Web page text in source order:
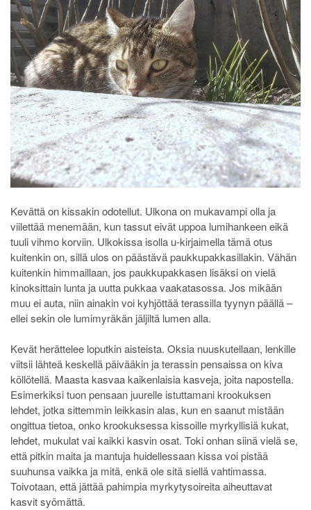
Kevättä on kissakin odotellut. Ulkona on mukavampi olla ja
viilettää menemään, kun tassut eivät uppoa lumihankeen eikä
tuuli vihmo korviin. Ulkokissa isolla u-kirjaimella tämä otus
kuitenkin on, sillä ulos on päästävä paukkupakkasillakin. Vähän
kuitenkin himmaillaan, jos paukkupakkasen lisäksi on vielä
kinoksittain lunta ja uutta pukkaa vaakatasossa. Jos mikään
muu ei auta, niin ainakin voi kyhjöttää terassilla tyynyn päällä –
ellei sekin ole lumimyräkän jäljiltä lumen alla.
Kevät herättelee loputkin aisteista. Oksia nuuskutellaan, lenkille
viitsii lähteä keskellä päivääkin ja terassin pensaissa on kiva
köllötellä. Maasta kasvaa kaikenlaisia kasveja, joita napostella.
Esimerkiksi tuon pensaan juurelle istuttamani krookuksen
lehdet, jotka sittemmin leikkasin alas, kun en saanut mistään
ongittua tietoa, onko krookuksessa kissoille myrkyllisiä kukat,
lehdet, mukulat vai kaikki kasvin osat. Toki onhan siinä vielä se,
että pitkin maita ja mantuja huidellessaan kissa voi pistää
suuhunsa vaikka ja mitä, enkä ole sitä siellä vahtimassa.
Toivotaan, että jättää pahimpia myrkytysoireita aiheuttavat
kasvit syömättä.